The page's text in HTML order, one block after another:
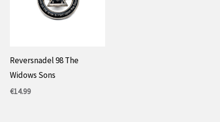
Reversnadel 98 The
Widows Sons
€14.99